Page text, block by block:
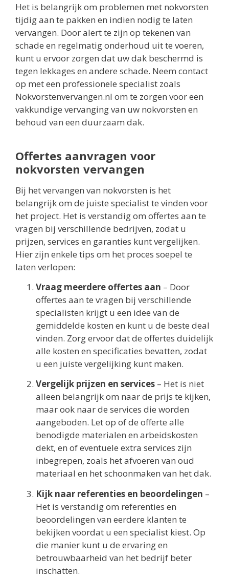
Het is belangrijk om problemen met nokvorsten
tijdig aan te pakken en indien nodig te laten
vervangen. Door alert te zijn op tekenen van
schade en regelmatig onderhoud uit te voeren,
kunt u ervoor zorgen dat uw dak beschermd is
tegen lekkages en andere schade. Neem contact
op met een professionele specialist zoals
Nokvorstenvervangen.nl om te zorgen voor een
vakkundige vervanging van uw nokvorsten en
behoud van een duurzaam dak.
Offertes aanvragen voor
nokvorsten vervangen
Bij het vervangen van nokvorsten is het
belangrijk om de juiste specialist te vinden voor
het project. Het is verstandig om offertes aan te
vragen bij verschillende bedrijven, zodat u
prijzen, services en garanties kunt vergelijken.
Hier zijn enkele tips om het proces soepel te
laten verlopen:
Vraag meerdere offertes aan – Door
offertes aan te vragen bij verschillende
specialisten krijgt u een idee van de
gemiddelde kosten en kunt u de beste deal
vinden. Zorg ervoor dat de offertes duidelijk
alle kosten en specificaties bevatten, zodat
u een juiste vergelijking kunt maken.
Vergelijk prijzen en services – Het is niet
alleen belangrijk om naar de prijs te kijken,
maar ook naar de services die worden
aangeboden. Let op of de offerte alle
benodigde materialen en arbeidskosten
dekt, en of eventuele extra services zijn
inbegrepen, zoals het afvoeren van oud
materiaal en het schoonmaken van het dak.
Kijk naar referenties en beoordelingen –
Het is verstandig om referenties en
beoordelingen van eerdere klanten te
bekijken voordat u een specialist kiest. Op
die manier kunt u de ervaring en
betrouwbaarheid van het bedrijf beter
inschatten.